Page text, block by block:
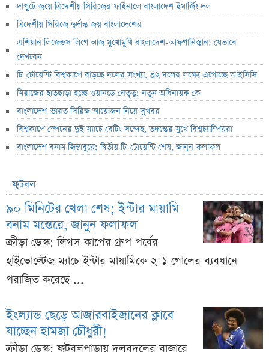
দাপুটে জয়ে ত্রিদেশীয় সিরিজের ফাইনালে বাংলাদেশ ইমার্জিং দল
ত্রিদেশীয় সিরিজে দুর্দান্ত জয় বাংলাদেশের
এশিয়ান লিজেন্ডস লিগে আজ মুখোমুখি বাংলাদেশ-আফগানিস্তান: যেভাবে
দেখবেন
টি-টোয়েন্টি বিশ্বকাপে বাড়ছে দলের সংখ্যা, ৩২ দলের লক্ষ্যে এগোচ্ছে আইসিসি
মিরাজের হাতছাড়া হচ্ছে ওয়ানডে নেতৃত্ব; নতুন অধিনায়ক কে
বাংলাদেশ-ভারত সিরিজ আয়োজন নিয়ে সুখবর
বিশ্বকাপে স্পেনের দুই ম্যাচে বেটিং সন্দেহ, তদন্তের মুখে বিশ্বচ্যাম্পিয়রা
বাংলাদেশ বনাম জিম্বাবুয়ে; দ্বিতীয় টি-টোয়েন্টি শেষ, জানুন ফলাফল
ফুটবল
৯০ মিনিটের খেলা শেষ; ইন্টার মায়ামি
বনাম মন্তেরে, জানুন ফলাফল
ক্রীড়া ডেস্ক: লিগস কাপের গ্রুপ পর্বের
হাইভোল্টেজ ম্যাচে ইন্টার মায়ামিকে ২-১ গোলের ব্যবধানে
পরাজিত করেছে ...
ইংল্যান্ড ছেড়ে আজারবাইজানের ক্লাবে
যাচ্ছেন হামজা চৌধুরী!
ক্রীড়া ডেস্ক: ফুটবলপাড়ায় দলবদলের বাজারে